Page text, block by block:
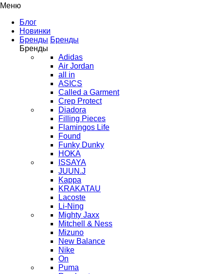
Меню
Блог
Новинки
Бренды Бренды
Бренды
Adidas
Air Jordan
all in
ASICS
Called a Garment
Crep Protect
Diadora
Filling Pieces
Flamingos Life
Found
Funky Dunky
HOKA
ISSAYA
JUUN.J
Kappa
KRAKATAU
Lacoste
Li-Ning
Mighty Jaxx
Mitchell & Ness
Mizuno
New Balance
Nike
On
Puma